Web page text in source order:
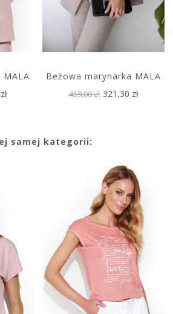
MALA Beżowa marynarka MALA
459,00 zł 321,30 zł
samej kategorii: